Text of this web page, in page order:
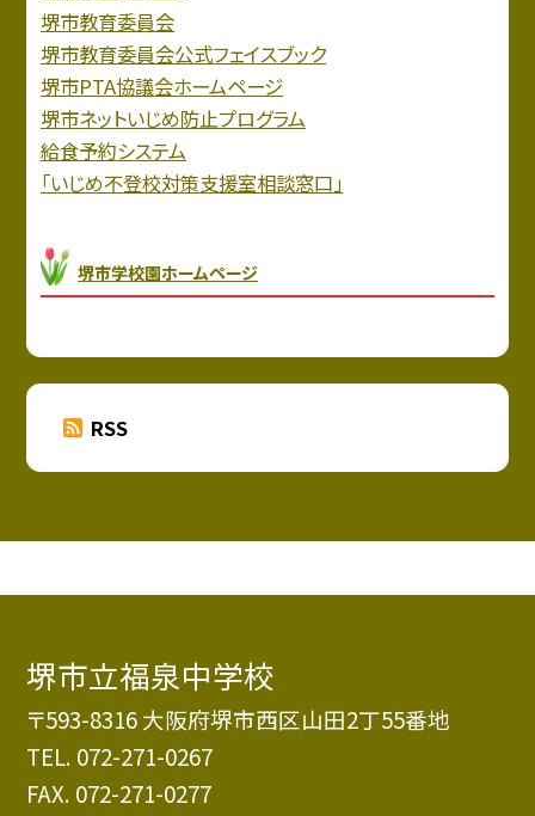
堺市教育委員会
堺市教育委員会公式フェイスブック
堺市PTA協議会ホームページ
堺市ネットいじめ防止プログラム
給食予約システム
「いじめ不登校対策支援室相談窓口」
堺市学校園ホームページ
RSS
堺市立福泉中学校
〒593-8316 大阪府堺市西区山田2丁55番地
TEL. 072-271-0267
FAX. 072-271-0277